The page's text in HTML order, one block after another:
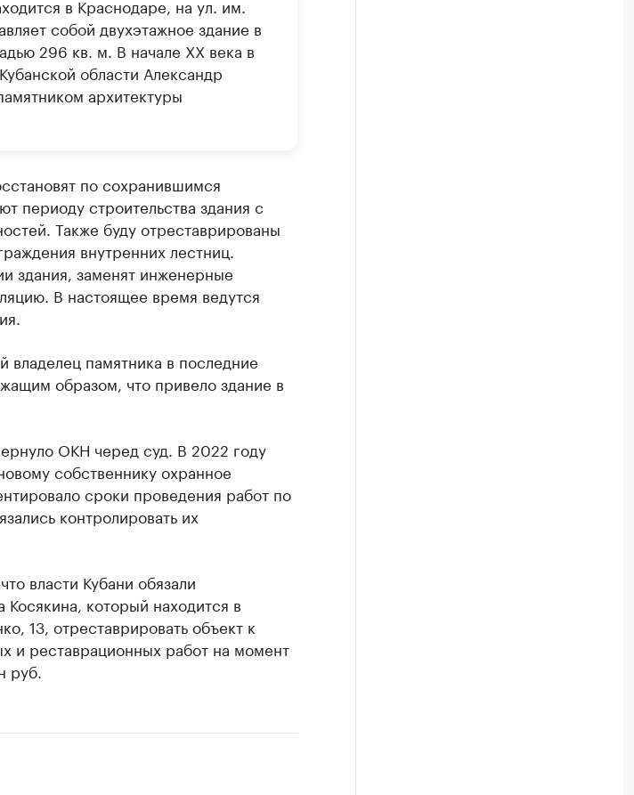
в Краснодаре, на ул. им.
собой двухэтажное здание в
296 кв. м. В начале XX века в
области Александр
архитектуры
по сохранившимся
периоду строительства здания с
Также буду отреставрированы
внутренних лестниц.
здания, заменят инженерные
В настоящее время ведутся
памятника в последние
образом, что привело здание в
ОКН черед суд. В 2022 году
собственнику охранное
сроки проведения работ по
контролировать их
власти Кубани обязали
который находится в
13, отреставрировать объект к
и реставрационных работ на момент
руб.